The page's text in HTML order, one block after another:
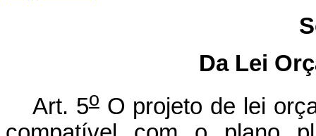
Da Lei
Art. 5oO projeto de lei